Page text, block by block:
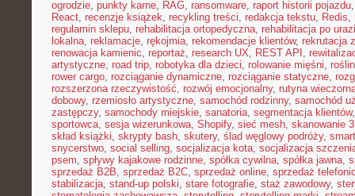
ogrodzie, punkty karne, RAG, ransomware, raport historii pojazdu
React, recenzje książek, recykling treści, redakcja tekstu, Redis,
regulamin sklepu, rehabilitacja ortopedyczna, rehabilitacja po
lokalna, reklamacje, rękojmia, rekomendacje klientów, rekrutacja
renowacja kamienic, reportaż, research UX, REST API ,
artystyczne, road trip, robotyka dla dzieci, rolowanie mięśni,
rower cargo, rozciąganie dynamiczne, rozciąganie statyczne,
rozszerzona rzeczywistość, rozwój emocjonalny, rutyna
dobowy, rzemiosło artystyczne, samochód rodzinny, samochód
zastępczy, samochody miejskie, sanatoria, segmentacja klientów
sportowca, sesja wizerunkowa, Shopify, sieć mesh, skanowanie
skład książki, skrypty bash, skutery, ślad węglowy podróży,
snycerstwo, social selling, socjalizacja kota, socjalizacja
psem, spływy kajakowe rodzinne, spółka cywilna, spółka jawna,
sprzedaż B2B, sprzedaż B2C, sprzedaż online, sprzedaż
stabilizacja, stand-up polski, stare fotografie, staż zawodowy,